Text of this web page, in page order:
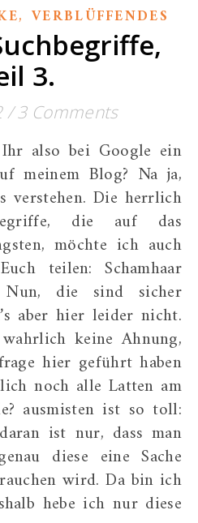
, VERBLÜFFENDES
3.
/ 3 Comments
meinem Blog? Na ja,
verstehen. Die herrlich
die auf das
möchte ich auch
teilen: Schamhaar
Nun, die sind sicher
aber hier leider nicht.
keine Ahnung,
hier geführt haben
noch alle Latten am
ausmisten ist so toll:
ist nur, dass man
diese eine Sache
wird. Da bin ich
hebe ich nur diese